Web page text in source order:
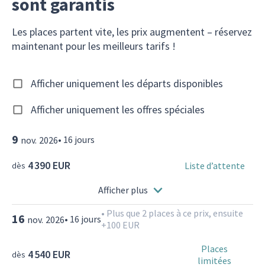
Les places partent vite, les prix augmentent – réservez
maintenant pour les meilleurs tarifs !
Afficher uniquement les départs disponibles
Afficher uniquement les offres spéciales
9 nov. 2026• 16 jours
dès 4 390 EUR Liste d’attente
Afficher plus
16 nov. 2026• 16 jours• Plus que 2 places à ce prix, ensuite
+100 EUR
dès 4 540 EUR
Places
limitées